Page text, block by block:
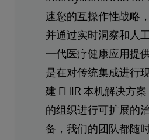
速您的互操作性战略
并通过实时洞察和人
一代医疗健康应用提
是在对传统集成进行
建 FHIR 本机解决方
的组织进行可扩展的
备，我们的团队都随